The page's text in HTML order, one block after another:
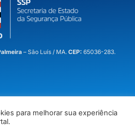
– São Luís / MA.CEP: 65036-283.
voltar ao topo
para melhorar sua experiência